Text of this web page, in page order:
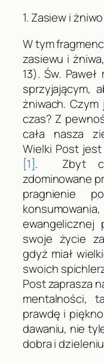
1. Zasiew i żniwo
W tym
zasiewu i
13). Św.
sprzyjającym,
żniwach.
czas? Z
cała nasza
Wielki Post
[1]. Zbyt
zdominowane
pragnienie
ewangelicznej
swoje życie
gdyż miał
swoich
Post zaprasza
mentalności,
prawdę i
dawaniu, nie
dobra i